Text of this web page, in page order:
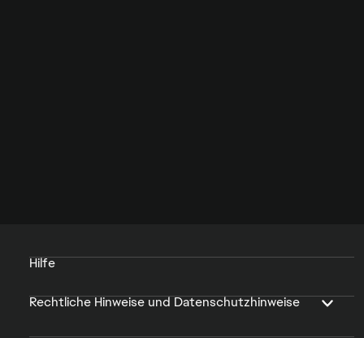
Hilfe
Rechtliche Hinweise und Datenschutzhinweise